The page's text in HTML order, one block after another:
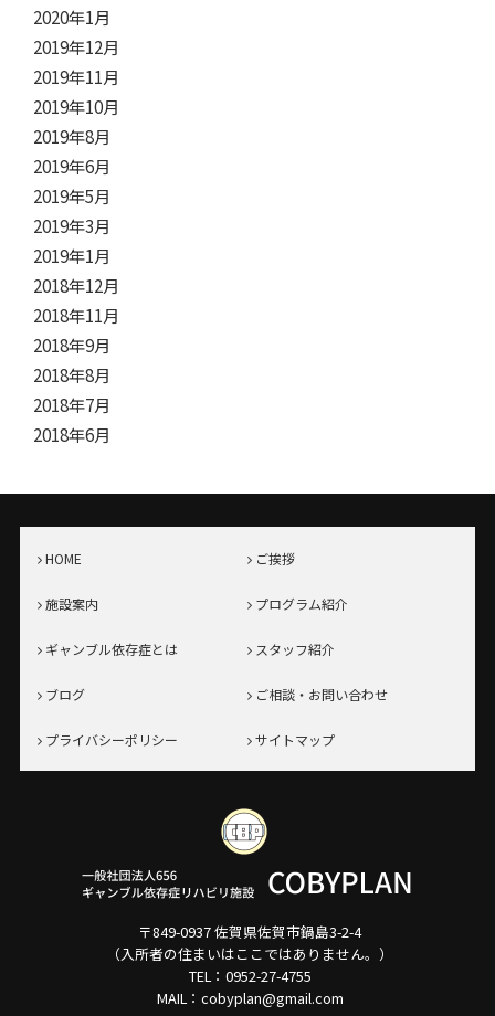
2020年1月
2019年12月
2019年11月
2019年10月
2019年8月
2019年6月
2019年5月
2019年3月
2019年1月
2018年12月
2018年11月
2018年9月
2018年8月
2018年7月
2018年6月
HOME ご挨拶
施設案内 プログラム紹介
ギャンブル依存症とは スタッフ紹介
ブログ ご相談・お問い合わせ
プライバシーポリシー サイトマップ
〒849-0937 佐賀県佐賀市鍋島3-2-4
（入所者の住まいはここではありません。）
TEL： 0952-27-4755
MAIL： cobyplan@gmail.com